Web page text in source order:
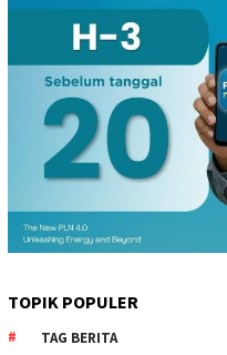
TOPIK POPULER
TAG BERITA